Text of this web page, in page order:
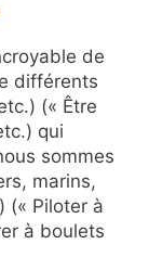
de
différents
(« Être
qui
sommes
marins,
(« Piloter à
à boulets